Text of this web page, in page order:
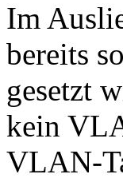
Im
bereits
gesetzt
kein
VLAN-